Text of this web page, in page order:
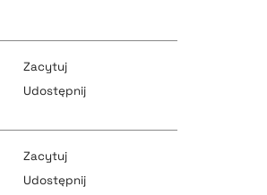
pobierz cytat
Zacytuj
Udostępnij
Zacytuj
Udostępnij